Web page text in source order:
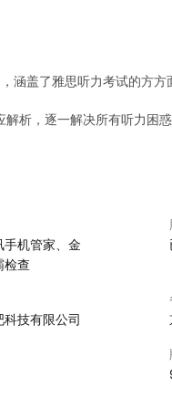
涵盖了雅思听力考试的方方
析，逐一解决所有听力困惑
手机管家、金
检查
技有限公司